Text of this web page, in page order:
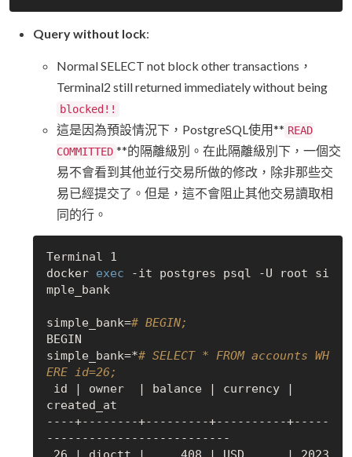
Query without lock:
Normal SELECT not block other transactions，
Terminal2 still returned immediately without being
blocked!!
這是因為預設情況下，PostgreSQL使用** READ
COMMITTED **的隔離級別。在此隔離級別下，一個交
易不會看到其他並行交易所做的修改，除非那些交
易已經提交了。但是，這不會阻止其他交易讀取相
同的行。
Terminal 1
docker exec -it postgres psql -U root si
mple_bank
simple_bank=# BEGIN;
BEGIN
simple_bank=*# SELECT * FROM accounts WH
ERE id=26;
created_at
----+--------+---------+----------+-----
--------------------------